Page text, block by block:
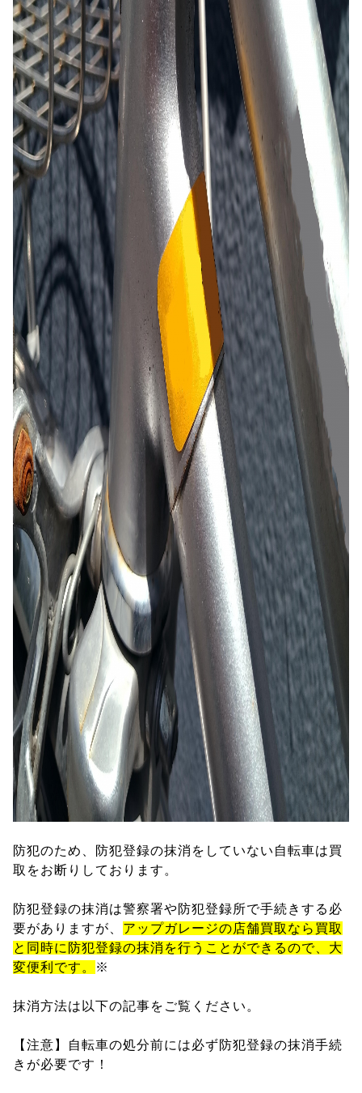
防犯のため、防犯登録の抹消をしていない自転車は買
取をお断りしております。
防犯登録の抹消は警察署や防犯登録所で手続きする必
要がありますが、 アップガレージの店舗買取なら買取
と同時に防犯登録の抹消を行うことができるので、大
変便利です。
※
抹消方法は以下の記事をご覧ください。
【注意】自転車の処分前には必ず防犯登録の抹消手続
きが必要です！